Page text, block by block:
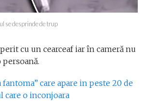
se desprinde de trup
cu un cearceaf iar în cameră nu
fantoma” care apare in peste 20 de
care o inconjoara